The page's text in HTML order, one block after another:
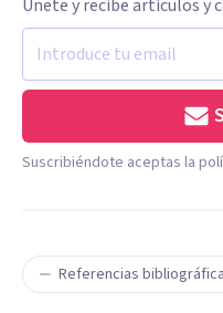
Únete y recibe artículos y
Suscribiéndote aceptas la
Referencias